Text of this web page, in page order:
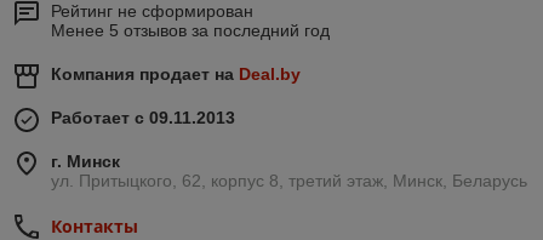
Рейтинг не сформирован
Менее 5 отзывов за последний год
Компания продает на Deal.by
Работает с 09.11.2013
г. Минск
ул. Притыцкого, 62, корпус 8, третий этаж, Минск, Беларусь
Контакты